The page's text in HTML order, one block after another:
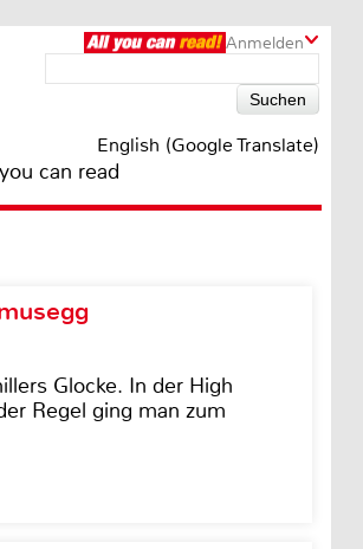
Anmelden
English (Google Translate)
can read
Glocke. In der High
Regel ging man zum